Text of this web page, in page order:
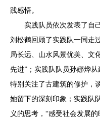
践感悟。
实践队员依次发表了自己
刘松鹤回顾了实践队一同走
局长远、山水风景优美、文
先进”；实践队队员孙娜烨
特别关注了古建筑的修护，
她留下的深刻印象；实践队
义的思考，“感受社会发展